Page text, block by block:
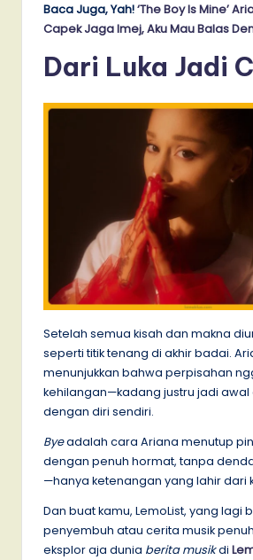
Baca Juga, Yah!‘The Boy Is Mine’
Capek Jaga Imej, Aku Mau Balas
Dari Luka Jadi
Setelah semua kisah dan makna
seperti titik tenang di akhir badai.
menunjukkan bahwa perpisahan
kehilangan—kadang justru jadi
dengan diri sendiri.
Byeadalah cara Ariana menutup
dengan penuh hormat, tanpa
—hanya ketenangan yang lahir dari
Dan buat kamu, LemoList, yang lagi
penyembuh atau cerita musik
eksplor aja dunia berita musikdi